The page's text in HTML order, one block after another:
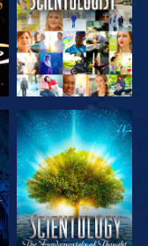
SERIE
ENTDECKEN